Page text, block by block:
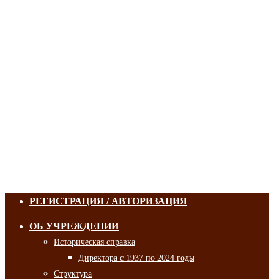
РЕГИСТРАЦИЯ / АВТОРИЗАЦИЯ
ОБ УЧРЕЖДЕНИИ
Историческая справка
Директора с 1937 по 2024 годы
Структура